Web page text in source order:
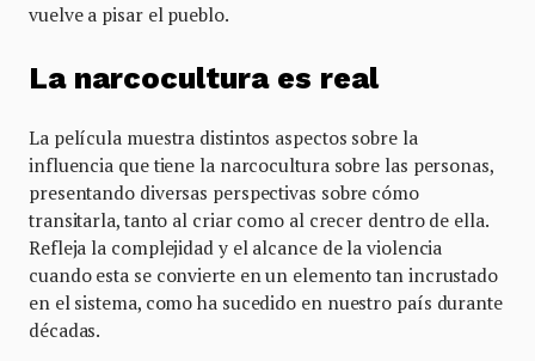
vuelve a pisar el pueblo.
La narcocultura es real
La película muestra distintos aspectos sobre la
influencia que tiene la narcocultura sobre las personas,
presentando diversas perspectivas sobre cómo
transitarla, tanto al criar como al crecer dentro de ella.
Refleja la complejidad y el alcance de la violencia
cuando esta se convierte en un elemento tan incrustado
en el sistema, como ha sucedido en nuestro país durante
décadas.